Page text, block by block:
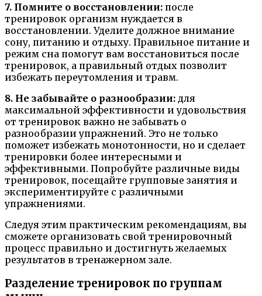
7. Помните о восстановлении: после
тренировок организм нуждается в
восстановлении. Уделите должное внимание
сону, питанию и отдыху. Правильное питание и
режим сна помогут вам восстановиться после
тренировок, а правильный отдых позволит
избежать переутомления и травм.
8. Не забывайте о разнообразии: для
максимальной эффективности и удовольствия
от тренировок важно не забывать о
разнообразии упражнений. Это не только
поможет избежать монотонности, но и сделает
тренировки более интересными и
эффективными. Попробуйте различные виды
тренировок, посещайте групповые занятия и
экспериментируйте с различными
упражнениями.
Следуя этим практическим рекомендациям, вы
сможете организовать свой тренировочный
процесс правильно и достигнуть желаемых
результатов в тренажерном зале.
Разделение тренировок по группам